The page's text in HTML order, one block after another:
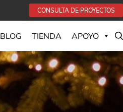
CONSULTA DE PROYECTOS
BLOG TIENDA APOYO